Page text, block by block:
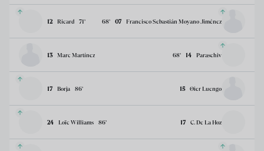
12 Ricard 71’ 07 Francisco Sebastián Moyano Jiménez
68’
13 Marc Martínez 14 Paraschiv
68’
17 Borja 86’ 15 Oier Luengo
24 Loïc Williams 86’ 17 C. De La Hoz